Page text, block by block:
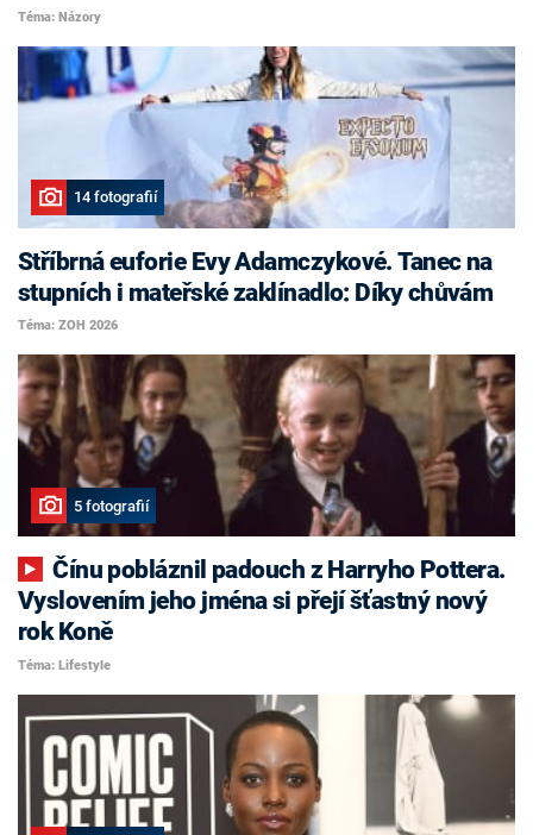
Téma: Názory
14 fotografií
Stříbrná euforie Evy Adamczykové. Tanec na
stupních i mateřské zaklínadlo: Díky chůvám
Téma: ZOH 2026
5 fotografií
Čínu pobláznil padouch z Harryho Pottera.
Vyslovením jeho jména si přejí šťastný nový
rok Koně
Téma: Lifestyle